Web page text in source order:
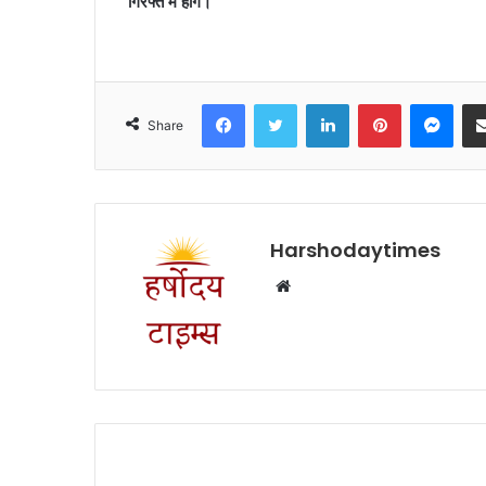
Share
FacebookTwitter LinkedInPinterest
Harshodaytimes
Website